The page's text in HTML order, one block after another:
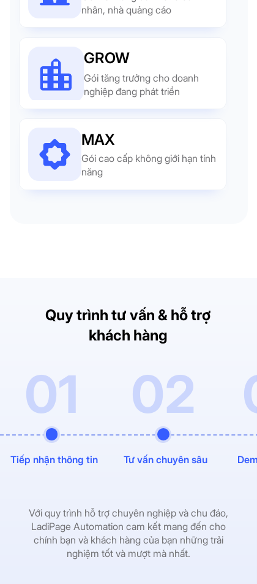
nhân, nhà quảng cáo
GROW
Gói tăng trưởng cho doanh
nghiệp đang phát triển
MAX
Gói cao cấp không giới hạn tính
năng
Quy trình tư vấn & hỗ trợ
khách hàng
Với quy trình hỗ trợ chuyên nghiệp và chu đáo,
LadiPage Automation cam kết mang đến cho
chính bạn và khách hàng của bạn những trải
nghiệm tốt và mượt mà nhất.
01
Tiếp nhận thông tin
02
Tư vấn chuyên sâu